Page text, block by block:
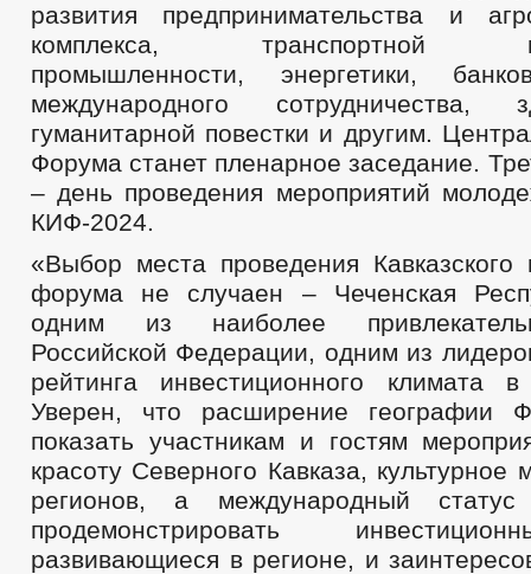
развития предпринимательства и
комплекса, транспортной
промышленности, энергетики,
международного сотрудничества,
гуманитарной повестки и другим.
Форума станет пленарное заседание.
– день проведения мероприятий
КИФ-2024.
«Выбор места проведения Кавказского
форума не случаен – Чеченская
одним из наиболее
Российской Федерации, одним из
рейтинга инвестиционного климата
Уверен, что расширение географии
показать участникам и гостям
красоту Северного Кавказа, культурное
регионов, а международный
продемонстрировать
развивающиеся в регионе, и